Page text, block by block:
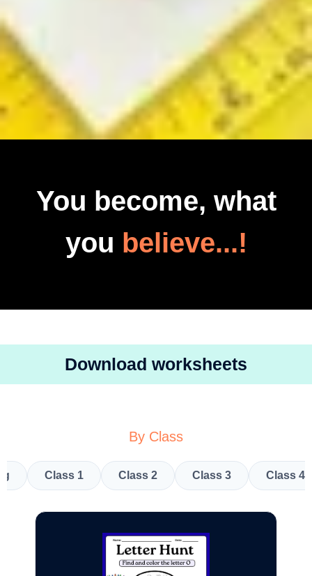
You become, what
you believe...!
Download worksheets
By Class
Class 1 Class 2 Class 3 Class 4